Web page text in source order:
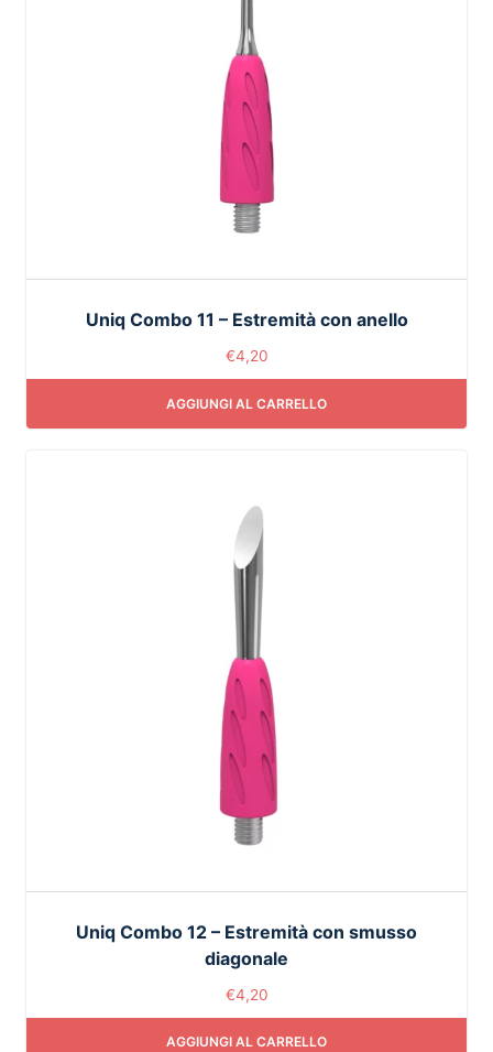
Uniq Combo 11 – Estremità con anello
€4,20
AGGIUNGI AL CARRELLO
Uniq Combo 12 – Estremità con smusso
diagonale
€4,20
AGGIUNGI AL CARRELLO